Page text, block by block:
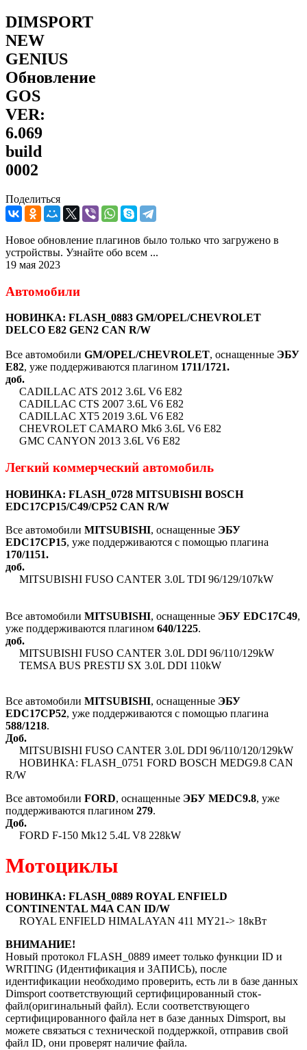
DIMSPORT
NEW
GENIUS
Обновление
GOS
VER:
6.069
build
0002
Поделиться
Новое обновление плагинов было только что загружено в
устройствы. Узнайте обо всем ...
19 мая 2023
Автомобили
НОВИНКА: FLASH_0883 GM/OPEL/CHEVROLET
DELCO E82 GEN2 CAN R/W
Все автомобили GM/OPEL/CHEVROLET, оснащенные ЭБУ
E82, уже поддерживаются плагином 1711/1721.
доб.
CADILLAC ATS 2012 3.6L V6 E82
CADILLAC CTS 2007 3.6L V6 E82
CADILLAC XT5 2019 3.6L V6 E82
CHEVROLET CAMARO Mk6 3.6L V6 E82
GMC CANYON 2013 3.6L V6 E82
Легкий коммерческий автомобиль
НОВИНКА: FLASH_0728 MITSUBISHI BOSCH
EDC17CP15/C49/CP52 CAN R/W
Все автомобили MITSUBISHI, оснащенные ЭБУ
EDC17CP15, уже поддерживаются с помощью плагина
170/1151.
доб.
MITSUBISHI FUSO CANTER 3.0L TDI 96/129/107kW
Все автомобили MITSUBISHI, оснащенные ЭБУ EDC17C49,
уже поддерживаются плагином 640/1225.
доб.
MITSUBISHI FUSO CANTER 3.0L DDI 96/110/129kW
TEMSA BUS PRESTIJ SX 3.0L DDI 110kW
Все автомобили MITSUBISHI, оснащенные ЭБУ
EDC17CP52, уже поддерживаются с помощью плагина
588/1218.
Доб.
MITSUBISHI FUSO CANTER 3.0L DDI 96/110/120/129kW
НОВИНКА: FLASH_0751 FORD BOSCH MEDG9.8 CAN
R/W
Все автомобили FORD, оснащенные ЭБУ MEDC9.8, уже
поддерживаются плагином 279.
Доб.
FORD F-150 Mk12 5.4L V8 228kW
Мотоциклы
НОВИНКА: FLASH_0889 ROYAL ENFIELD
CONTINENTAL M4A CAN ID/W
ROYAL ENFIELD HIMALAYAN 411 MY21-> 18кВт
ВНИМАНИЕ!
Новый протокол FLASH_0889 имеет только функции ID и
WRITING (Идентификация и ЗАПИСЬ), после
идентификации необходимо проверить, есть ли в базе данных
Dimsport соответствующий сертифицированный сток-
файл(оригинальный файл). Если соответствующего
сертифицированного файла нет в базе данных Dimsport, вы
можете связаться с технической поддержкой, отправив свой
файл ID, они проверят наличие файла.